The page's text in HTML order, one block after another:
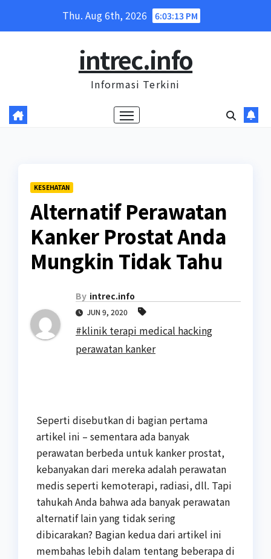
Thu. Aug 6th, 2026 6:03:13 PM
intrec.info
Informasi Terkini
KESEHATAN
Alternatif Perawatan
Kanker Prostat Anda
Mungkin Tidak Tahu
By intrec.info
JUN 9, 2020
#klinik terapi medical hacking
perawatan kanker
Seperti disebutkan di bagian pertama
artikel ini – sementara ada banyak
perawatan berbeda untuk kanker prostat,
kebanyakan dari mereka adalah perawatan
medis seperti kemoterapi, radiasi, dll. Tapi
tahukah Anda bahwa ada banyak perawatan
alternatif lain yang tidak sering
dibicarakan? Bagian kedua dari artikel ini
membahas lebih dalam tentang beberapa di